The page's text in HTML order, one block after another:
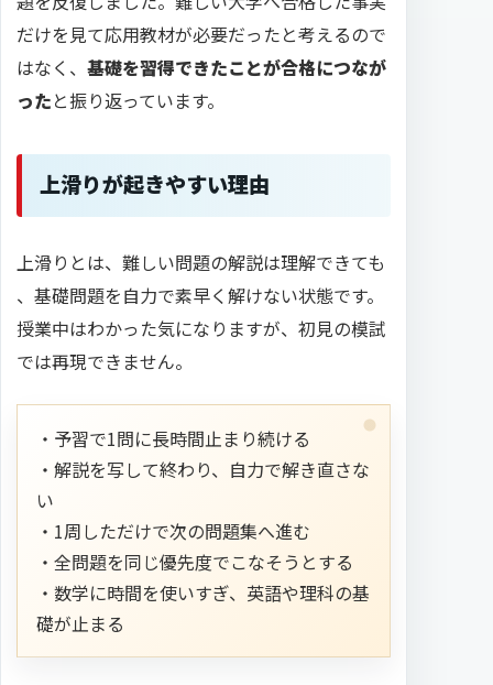
だけを見て応用教材が必要だったと考えるので
はなく、 基礎を習得できたことが合格につなが
ったと振り返っています。
上滑りが起きやすい理由
上滑りとは、難しい問題の解説は理解できても
、基礎問題を自力で素早く解けない状態です。
授業中はわかった気になりますが、初見の模試
では再現できません。
・予習で1問に長時間止まり続ける
・解説を写して終わり、自力で解き直さな
い
・1周しただけで次の問題集へ進む
・全問題を同じ優先度でこなそうとする
・数学に時間を使いすぎ、英語や理科の基
礎が止まる